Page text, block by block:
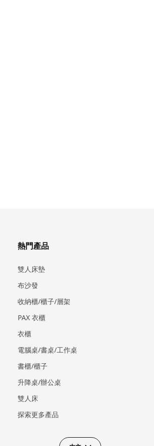
熱門產品
雙人床墊
布沙發
收納櫃/櫃子/層架
PAX 衣櫃
衣櫃
電腦桌/書桌/工作桌
書櫃/櫃子
升降桌/辦公桌
雙人床
探索更多產品